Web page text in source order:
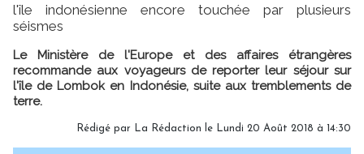
l'île indonésienne encore touchée par plusieurs
séismes
Le Ministère de l'Europe et des affaires étrangères
recommande aux voyageurs de reporter leur séjour sur
l'île de Lombok en Indonésie, suite aux tremblements de
terre.
Rédigé par La Rédaction le Lundi 20 Août 2018 à 14:30